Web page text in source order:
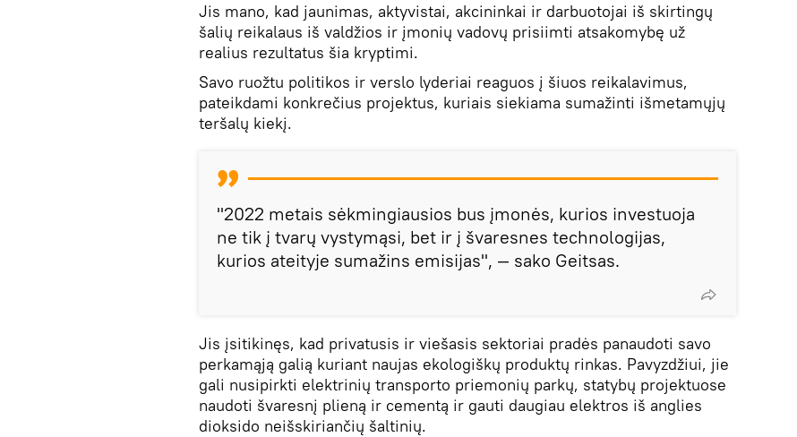
Jis mano, kad jaunimas, aktyvistai, akcininkai ir darbuotojai iš skirtingų
šalių reikalaus iš valdžios ir įmonių vadovų prisiimti atsakomybę už
realius rezultatus šia kryptimi.
Savo ruožtu politikos ir verslo lyderiai reaguos į šiuos reikalavimus,
pateikdami konkrečius projektus, kuriais siekiama sumažinti išmetamųjų
teršalų kiekį.
"2022 metais sėkmingiausios bus įmonės, kurios investuoja
ne tik į tvarų vystymąsi, bet ir į švaresnes technologijas,
kurios ateityje sumažins emisijas", — sako Geitsas.
Jis įsitikinęs, kad privatusis ir viešasis sektoriai pradės panaudoti savo
perkamąją galią kuriant naujas ekologiškų produktų rinkas. Pavyzdžiui, jie
gali nusipirkti elektrinių transporto priemonių parkų, statybų projektuose
naudoti švaresnį plieną ir cementą ir gauti daugiau elektros iš anglies
dioksido neišskiriančių šaltinių.